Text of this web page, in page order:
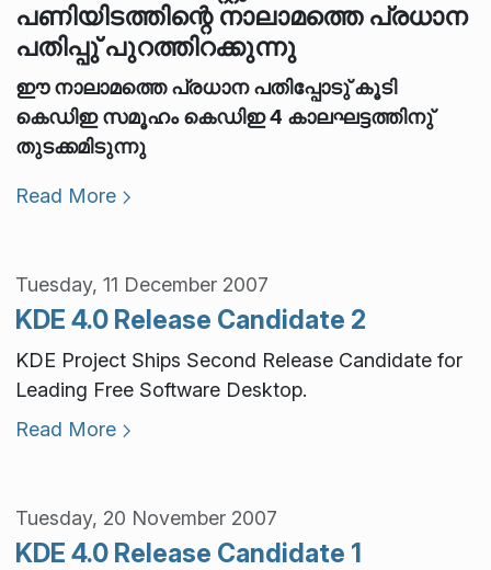
പണിയിടത്തിന്റെ നാലാമത്തെ പ്രധാന
പതിപ്പു് പുറത്തിറക്കുന്നു
ഈ നാലാമത്തെ പ്രധാന പതിപ്പോടു് കൂടി
കെഡിഇ സമൂഹം കെഡിഇ 4 കാലഘട്ടത്തിനു്
തുടക്കമിടുന്നു
Read More
Tuesday, 11 December 2007
KDE 4.0 Release Candidate 2
KDE Project Ships Second Release Candidate for
Leading Free Software Desktop.
Read More
Tuesday, 20 November 2007
KDE 4.0 Release Candidate 1